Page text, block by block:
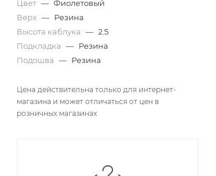
Цвет — Фиолетовый
Верх — Резина
Высота каблука — 2.5
Подкладка — Резина
Подошва — Резина
Цена действительна только для интернет-
магазина и может отличаться от цен в
розничных магазинах